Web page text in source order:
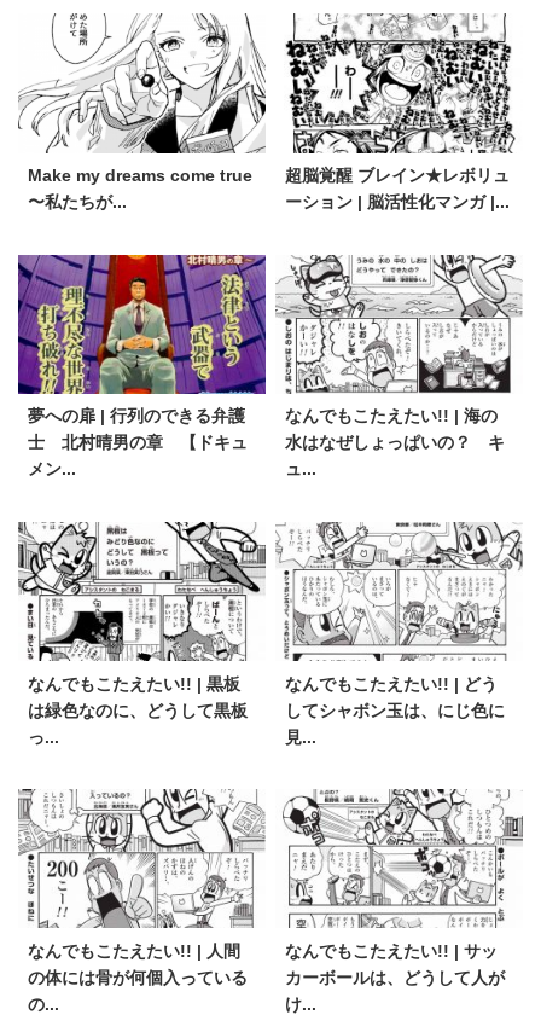
Make my dreams come true
〜私たちが...
超脳覚醒 ブレイン★レボリュ
ーション | 脳活性化マンガ |...
夢への扉 | 行列のできる弁護
士 北村晴男の章 【ドキュ
メン...
なんでもこたえたい!! | 海の
水はなぜしょっぱいの？ キ
ュ...
なんでもこたえたい!! | 黒板
は緑色なのに、どうして黒板
っ...
なんでもこたえたい!! | どう
してシャボン玉は、にじ色に
見...
なんでもこたえたい!! | 人間
の体には骨が何個入っている
の...
なんでもこたえたい!! | サッ
カーボールは、どうして人が
け...